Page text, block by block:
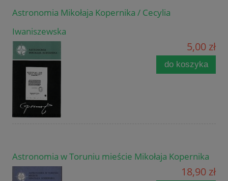
Astronomia Mikołaja Kopernika / Cecylia
Iwaniszewska
5,00 zł
do koszyka
Astronomia w Toruniu mieście Mikołaja Kopernika
18,90 zł